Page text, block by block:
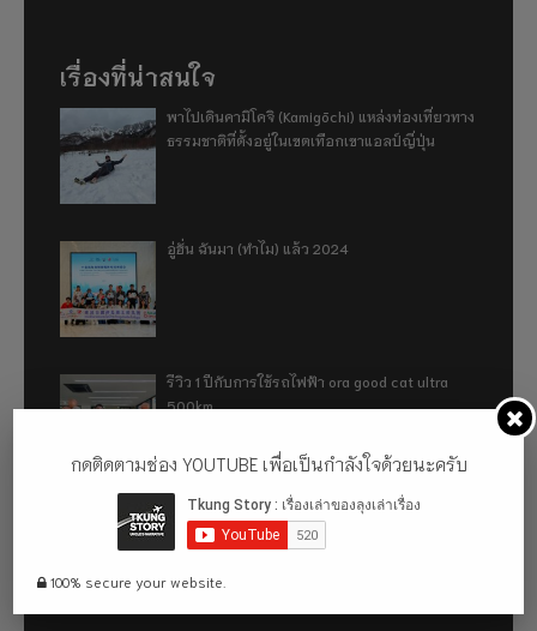
เรื่องที่น่าสนใจ
พาไปเดินคามิโคจิ (Kamigōchi) แหล่งท่องเที่ยวทาง
ธรรมชาติที่ตั้งอยู่ในเขตเทือกเขาแอลป์ญี่ปุ่น
อู่ฮั่น ฉันมา (ทำไม) แล้ว 2024
รีวิว 1 ปีกับการใช้รถไฟฟ้า ora good cat ultra
500km
เที่ยวฮ่องกง จะหลงได้ยังไง EP2
กดติดตามช่อง YOUTUBE เพื่อเป็นกำลังใจด้วยนะครับ
100% secure your website.